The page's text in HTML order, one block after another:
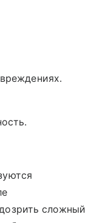
сложный